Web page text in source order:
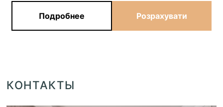
Подробнее Розрахувати
КОНТАКТЫ